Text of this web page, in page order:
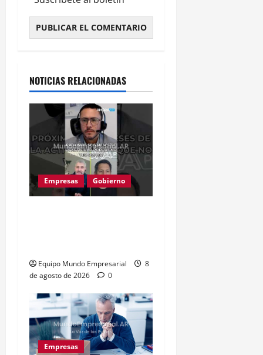
NOTICIAS RELACIONADAS
Empresas Gobierno
Equipo Mundo Empresarial
8
de agosto de 2026
0
Empresas